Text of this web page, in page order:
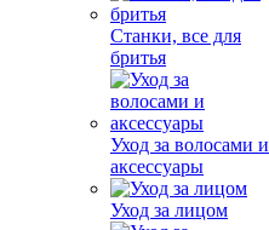
Станки, все для
бритья
Уход за волосами и
аксессуары
Уход за лицом